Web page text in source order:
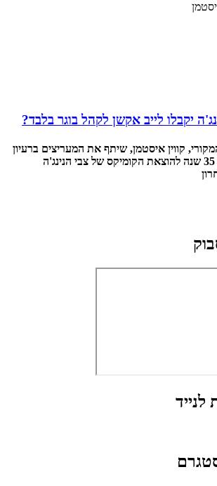
יקבלו לייב אקשן לקהל בוגר בלבד?
קווין איסטמן, שיתף את המעריצים ברעיון
במסגרת חגיגות 35 שנה להוצאת הקומיקס של צבי הנינג'ה
לנייד